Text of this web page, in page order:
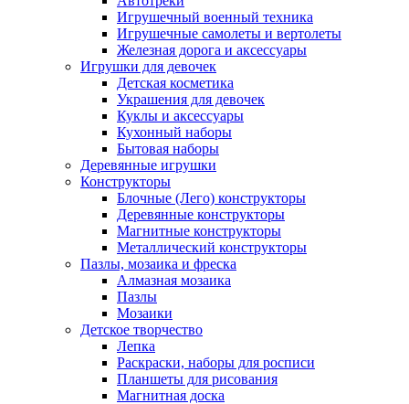
Игрушечный военный техника
Игрушечные самолеты и вертолеты
Железная дорога и аксессуары
Игрушки для девочек
Детская косметика
Украшения для девочек
Куклы и аксессуары
Кухонный наборы
Бытовая наборы
Деревянные игрушки
Конструкторы
Блочные (Лего) конструкторы
Деревянные конструкторы
Магнитные конструкторы
Металлический конструкторы
Пазлы, мозаика и фреска
Алмазная мозаика
Пазлы
Мозаики
Детское творчество
Лепка
Раскраски, наборы для росписи
Планшеты для рисования
Магнитная доска